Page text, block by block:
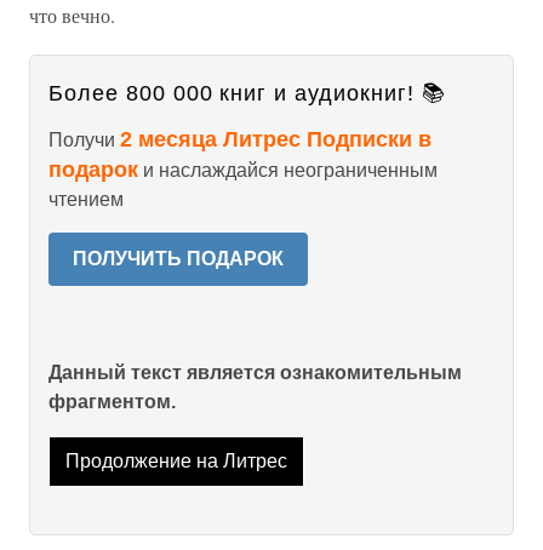
что вечно.
Более 800 000 книг и аудиокниг! 📚
Получи 2 месяца Литрес Подписки в
подарок и наслаждайся неограниченным
чтением
ПОЛУЧИТЬ ПОДАРОК
Данный текст является ознакомительным
фрагментом.
Продолжение на Литрес